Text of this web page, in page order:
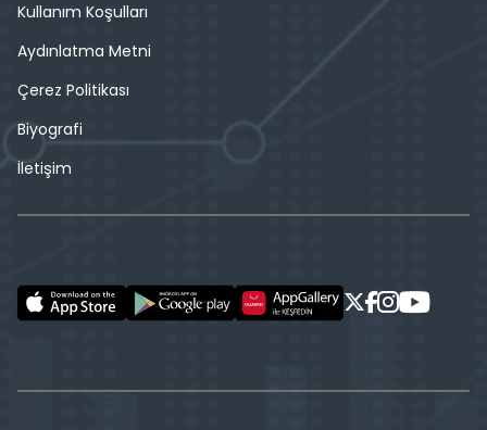
Kullanım Koşulları
Aydınlatma Metni
Çerez Politikası
Biyografi
İletişim